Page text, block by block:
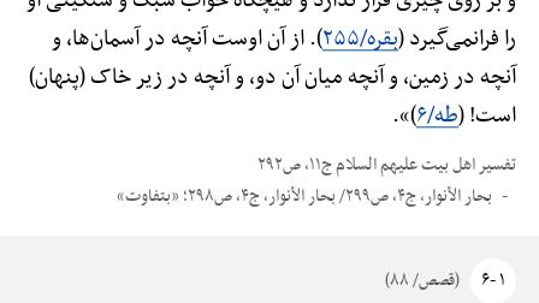
را فرانمی‌گیرد (بقره/۲۵۵
). از آن اوست آنچه در آسمان‌ها، و
آنچه در زمین، و آنچه میان آن دو، و آنچه در زیر خاک (پنهان)
است! (طه/۶ )».
تفسیر اهل بیت علیهم السلام ج۱۱، ص۲۹۲
بحار الأنوار، ج۴، ص۲۹۹/ بحار الأنوار، ج۴، ص۲۹۸؛ «بتفاوت»
۱ -۶ (قصص/ ۸۸)